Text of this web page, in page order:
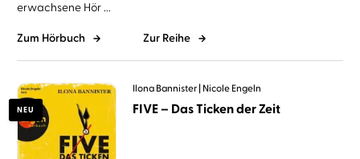
erwachsene Hör ...
Zum Hörbuch Zur Reihe
NEU
Ilona Bannister Nicole Engeln
FIVE – Das Ticken der Zeit